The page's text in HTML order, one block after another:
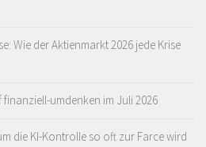
Wie der Aktienmarkt 2026 jede Krise
finanziell-umdenken im Juli 2026
die KI-Kontrolle so oft zur Farce wird